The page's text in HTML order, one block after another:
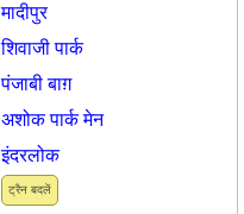
मादीपुर
शिवाजी पार्क
पंजाबी बाग़
अशोक पार्क मेन
ट्रैन बदलें
इंदरलोक